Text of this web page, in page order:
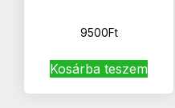
9500Ft
Kosárba teszem